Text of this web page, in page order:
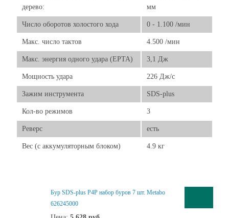
дерево:
мм
Число оборотов холостого хода 0 - 1.100 /мин
Макс. число тактов 4.500 /мин
Макс. энергия одного удара (EPTA) 3,1 Дж
Мощность удара 226 Дж/с
Зажим инструмента SDS-plus
Кол-во режимов 3
Реверс есть
Вес (с аккумуляторным блоком) 4.9 кг
Бур SDS-plus P4P набор буров 7 шт. Metabo
626245000